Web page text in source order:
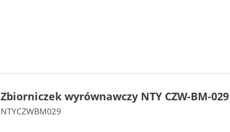
Zbiorniczek wyrównawczy NTY CZW-BM-029
NTYCZWBM029